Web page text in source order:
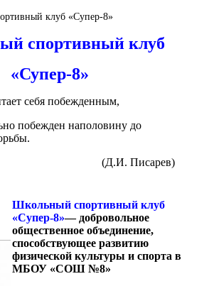
клуб «Супер-8»
спортивный клуб
«Супер-8»
себя побежденным,
побежден наполовину до
(Д.И. Писарев)
Школьный спортивный клуб
«Супер-8»— добровольное
общественное объединение,
способствующее развитию
физической культуры и спорта в
МБОУ «СОШ №8»